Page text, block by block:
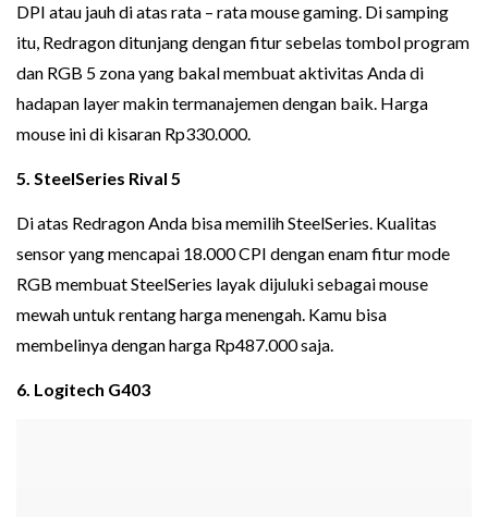
DPI atau jauh di atas rata – rata mouse gaming. Di samping
itu, Redragon ditunjang dengan fitur sebelas tombol program
dan RGB 5 zona yang bakal membuat aktivitas Anda di
hadapan layer makin termanajemen dengan baik. Harga
mouse ini di kisaran Rp330.000.
5. SteelSeries Rival 5
Di atas Redragon Anda bisa memilih SteelSeries. Kualitas
sensor yang mencapai 18.000 CPI dengan enam fitur mode
RGB membuat SteelSeries layak dijuluki sebagai mouse
mewah untuk rentang harga menengah. Kamu bisa
membelinya dengan harga Rp487.000 saja.
6. Logitech G403